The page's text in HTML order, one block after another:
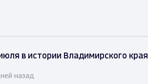
в истории Владимирского края
назад